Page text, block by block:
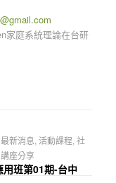
家庭系統理論在台研
最新消息, 活動課程, 社
講座分享
班第01期-台中